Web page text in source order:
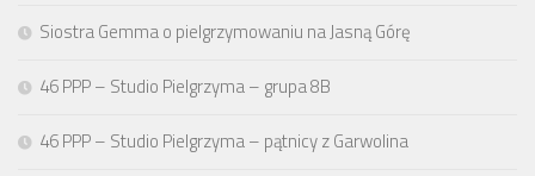
Siostra Gemma o pielgrzymowaniu na Jasną Górę
46 PPP – Studio Pielgrzyma – grupa 8B
46 PPP – Studio Pielgrzyma – pątnicy z Garwolina